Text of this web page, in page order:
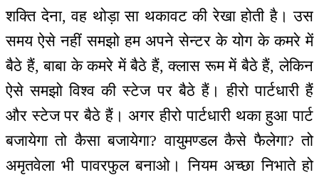
शक्ति देना, वह थोड़ा सा थकावट की रेखा होती है। उस
समय ऐसे नहीं समझो हम अपने सेन्टर के योग के कमरे में
बैठे हैं, बाबा के कमरे में बैठे हैं, क्लास रूम में बैठे हैं, लेकिन
ऐसे समझो विश्व की स्टेज पर बैठे हैं। हीरो पार्टधारी हैं
और स्टेज पर बैठे हैं। अगर हीरो पार्टधारी थका हुआ पार्ट
बजायेगा तो कैसा बजायेगा? वायुमण्डल कैसे फैलेगा? तो
अमृतवेला भी पावरफुल बनाओ। नियम अच्छा निभाते हो